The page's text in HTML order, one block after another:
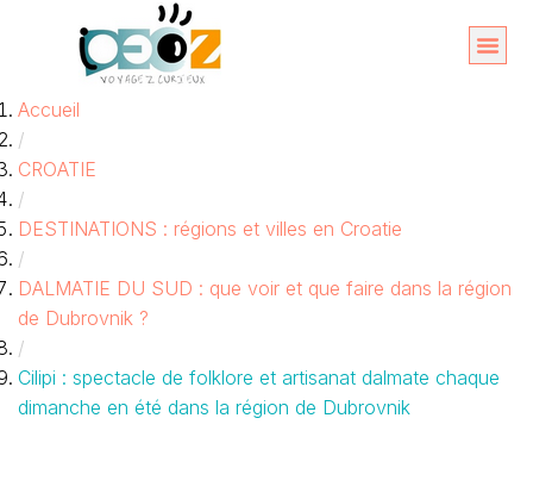
contenu
Accueil
/
CROATIE
/
DESTINATIONS : régions et villes en Croatie
/
DALMATIE DU SUD : que voir et que faire dans la région
de Dubrovnik ?
/
Cilipi : spectacle de folklore et artisanat dalmate chaque
dimanche en été dans la région de Dubrovnik